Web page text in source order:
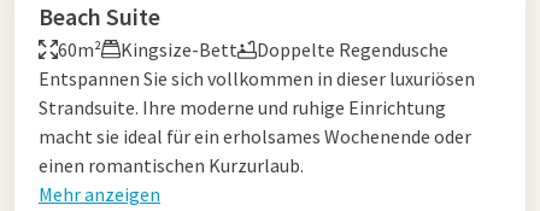
Beach Suite
60m² Kingsize-Bett
Doppelte Regendusche
Entspannen Sie sich vollkommen in dieser luxuriösen
Strandsuite. Ihre moderne und ruhige Einrichtung
macht sie ideal für ein erholsames Wochenende oder
einen romantischen Kurzurlaub.
Mehr anzeigen